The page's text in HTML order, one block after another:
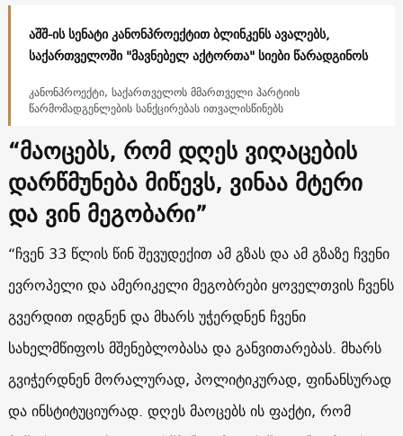
აშშ-ის სენატი კანონპროექტით ბლინკენს ავალებს,
საქართველოში "მავნებელ აქტორთა" სიები წარადგინოს
კანონპროექტი, საქართველოს მმართველი პარტიის
წარმომადგენლების სანქცირებას ითვალისწინებს
“მაოცებს, რომ დღეს ვიღაცების
დარწმუნება მიწევს, ვინაა მტერი
და ვინ მეგობარი”
“ჩვენ 33 წლის წინ შევუდექით ამ გზას და ამ გზაზე ჩვენი
ევროპელი და ამერიკელი მეგობრები ყოველთვის ჩვენს
გვერდით იდგნენ და მხარს უჭერდნენ ჩვენი
სახელმწიფოს მშენებლობასა და განვითარებას. მხარს
გვიჭერდნენ მორალურად, პოლიტიკურად, ფინანსურად
და ინსტიტუციურად. დღეს მაოცებს ის ფაქტი, რომ